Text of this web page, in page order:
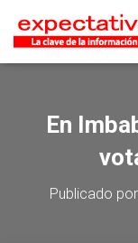
En
Publicado por